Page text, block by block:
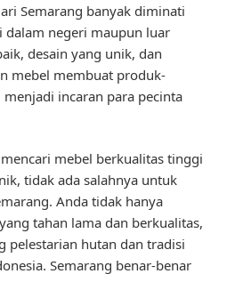
Semarang banyak diminati
dalam negeri maupun luar
desain yang unik, dan
mebel membuat produk-
incaran para pecinta
mebel berkualitas tinggi
tidak ada salahnya untuk
Anda tidak hanya
tahan lama dan berkualitas,
pelestarian hutan dan tradisi
Semarang benar-benar